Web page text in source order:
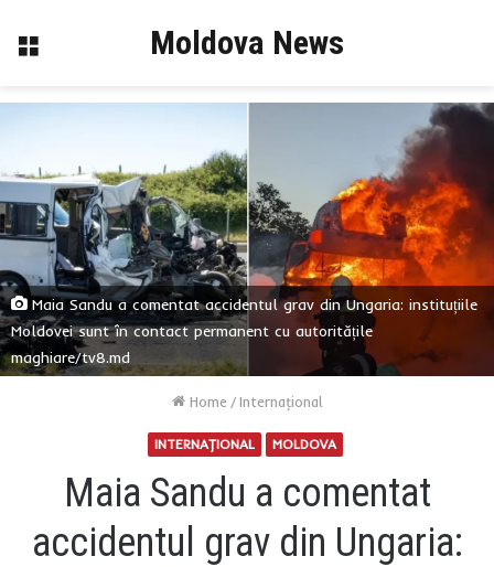
Menu Moldova News
Maia Sandu a comentat accidentul grav din Ungaria: instituțiile
Moldovei sunt în contact permanent cu autoritățile
maghiare/tv8.md
Home / Internaţional
INTERNAŢIONAL MOLDOVA
Maia Sandu a comentat
accidentul grav din Ungaria: